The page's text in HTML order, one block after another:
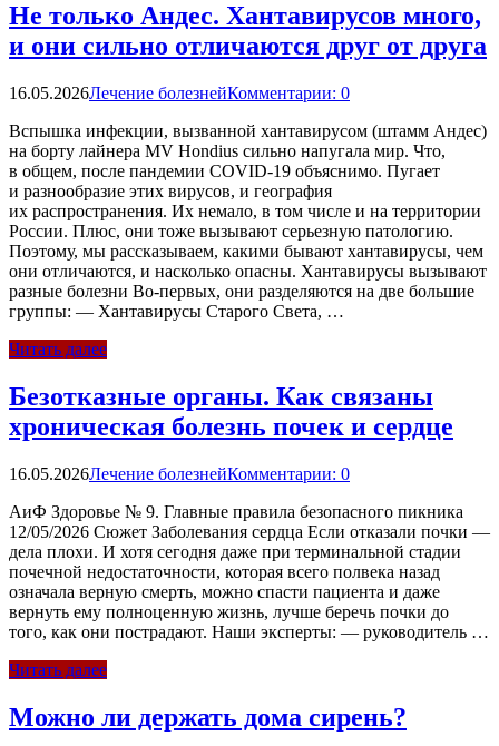
Не только Андес. Хантавирусов много,
и они сильно отличаются друг от друга
16.05.2026Лечение болезнейКомментарии: 0
Вспышка инфекции, вызванной хантавирусом (штамм Андес)
на борту лайнера MV Hondius сильно напугала мир. Что,
в общем, после пандемии COVID-19 объяснимо. Пугает
и разнообразие этих вирусов, и география
их распространения. Их немало, в том числе и на территории
России. Плюс, они тоже вызывают серьезную патологию.
Поэтому, мы рассказываем, какими бывают хантавирусы, чем
они отличаются, и насколько опасны. Хантавирусы вызывают
разные болезни Во-первых, они разделяются на две большие
группы: — Хантавирусы Старого Света, …
Читать далее
Безотказные органы. Как связаны
хроническая болезнь почек и сердце
16.05.2026Лечение болезнейКомментарии: 0
АиФ Здоровье № 9. Главные правила безопасного пикника
12/05/2026 Сюжет Заболевания сердца Если отказали почки —
дела плохи. И хотя сегодня даже при терминальной стадии
почечной недостаточности, которая всего полвека назад
означала верную смерть, можно спасти пациента и даже
вернуть ему полноценную жизнь, лучше беречь почки до
того, как они пострадают. Наши эксперты: — руководитель …
Читать далее
Можно ли держать дома сирень?